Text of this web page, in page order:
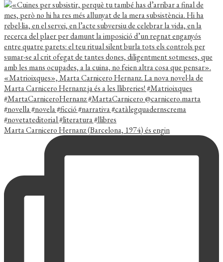
Marta Carnicero Hernanz (Barcelona, 1974) és engin